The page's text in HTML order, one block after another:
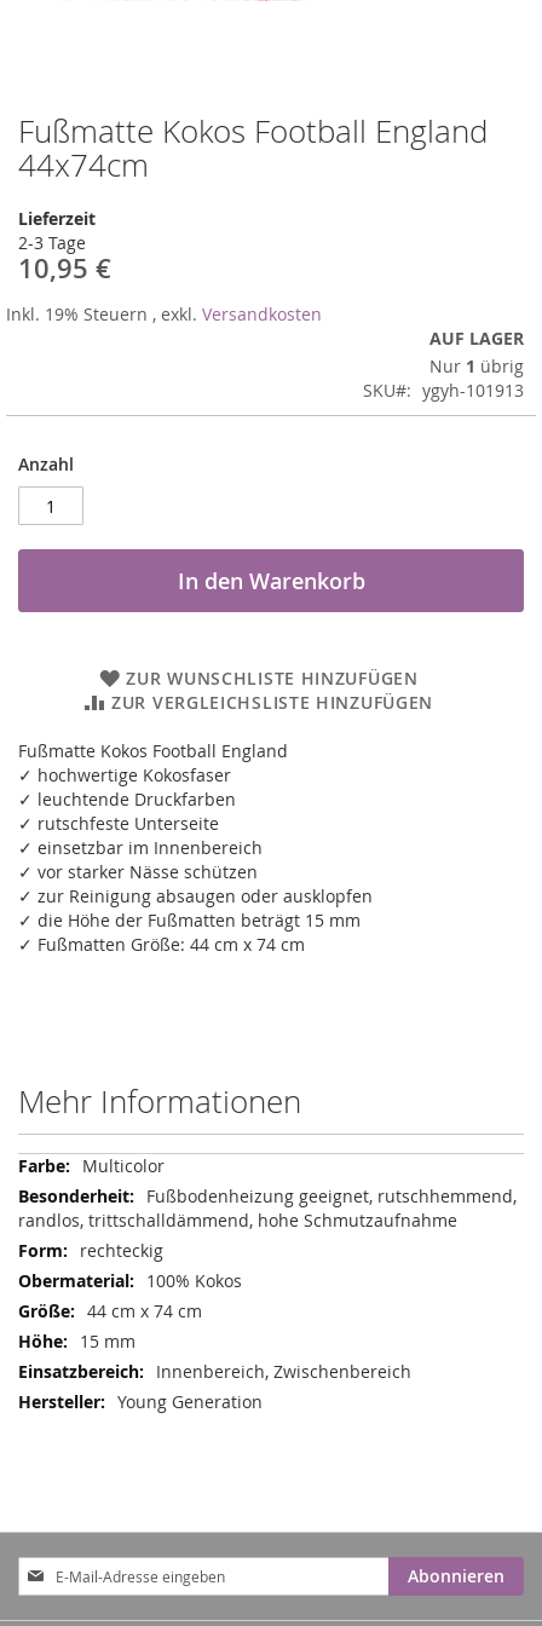
Fußmatte Kokos Football England
44x74cm
Lieferzeit
2-3 Tage
10,95 €
Inkl. 19% Steuern , exkl. Versandkosten
AUF LAGER
Nur 1 übrig
SKU
ygyh-101913
Anzahl
In den Warenkorb
ZUR WUNSCHLISTE HINZUFÜGEN
ZUR VERGLEICHSLISTE HINZUFÜGEN
Fußmatte Kokos Football England
✓ hochwertige Kokosfaser
✓ leuchtende Druckfarben
✓ rutschfeste Unterseite
✓ einsetzbar im Innenbereich
✓ vor starker Nässe schützen
✓ zur Reinigung absaugen oder ausklopfen
✓ die Höhe der Fußmatten beträgt 15 mm
✓ Fußmatten Größe: 44 cm x 74 cm
Zum
Anfang
der
springen
Mehr Informationen
Mehr
Informationen
Multicolor
Fußbodenheizung geeignet, rutschhemmend,
randlos, trittschalldämmend, hohe Schmutzaufnahme
rechteckig
100% Kokos
44 cm x 74 cm
15 mm
Innenbereich, Zwischenbereich
Young Generation
Anmeldung
zum
Newsletter:
Abonnieren